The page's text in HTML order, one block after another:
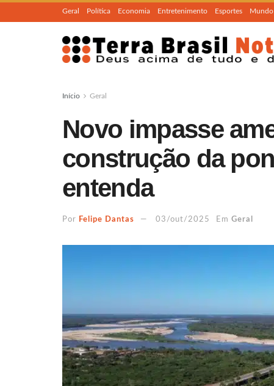
Geral Política Economia Entretenimento Esportes Mundo
Início Geral
Novo impasse
construção da
entenda
Por Felipe Dantas 03/out/2025 Em Geral